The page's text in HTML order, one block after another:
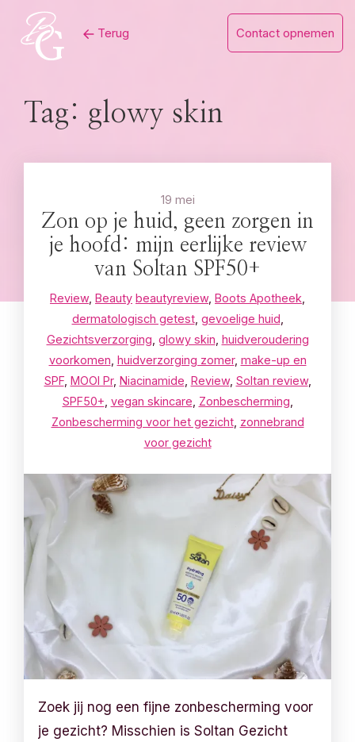
content
Terug Contact opnemen
Tag: glowy skin
19 mei
Zon op je huid, geen zorgen in
je hoofd: mijn eerlijke review
van Soltan SPF50+
Review, Beauty beautyreview, Boots Apotheek
dermatologisch getest, gevoelige huid
Gezichtsverzorging glowy skin huidveroudering
voorkomen huidverzorging zomer, make-up en
SPF, MOOI Pr, Niacinamide Review, Soltan review,
SPF50+ vegan skincare Zonbescherming
Zonbescherming voor het gezicht, zonnebrand
voor gezicht
Zoek jij nog een fijne zonbescherming voor
je gezicht? Misschien is Soltan Gezicht